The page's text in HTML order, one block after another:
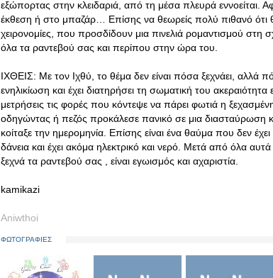
εξώπορτας στην κλειδαριά, από τη μέσα πλευρά εννοείται.
έκθεση ή στο μπαζάρ… Επίσης να θεωρείς πολύ πιθανό ότι
χειρονομίες, που προσδίδουν μια πινελιά ρομαντισμού στη
όλα τα ραντεβού σας και περίπου στην ώρα του.
ΙΧΘΕΙΣ: Με τον Ιχθύ, το θέμα δεν είναι πόσα ξεχνάει, αλλά
ενηλικίωση και έχει διατηρήσει τη σωματική του
μετρήσεις τις φορές που κόντεψε να πάρει φωτιά η
οδηγώντας ή πεζός προκάλεσε πανικό σε μια διασταύρωση
κοίταξε την ημερομηνία. Επίσης είναι ένα θαύμα που δεν
δάνεια και έχει ακόμα ηλεκτρικό και νερό. Μετά από όλα
ξεχνά τα ραντεβού σας , είναι εγωισμός και αχαριστία.
kamikazi
Aniwthoi
ΦΩΤΟΓΡΑΦΙΕΣ